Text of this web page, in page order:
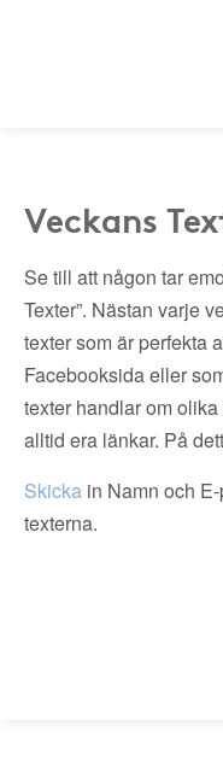
Veckans
Se till att någon tar
Texter”. Nästan varje
texter som är perfekta
Facebooksida eller
texter handlar om
alltid era länkar. På
Skicka in Namn och
texterna.